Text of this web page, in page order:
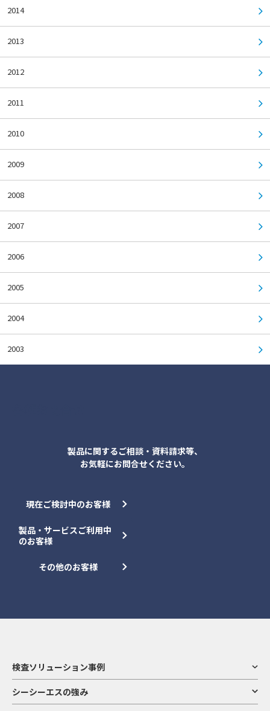
2014
2013
2012
2011
2010
2009
2008
2007
2006
2005
2004
2003
製品に関するご相談・資料請求等、
お気軽にお問合せください。
現在ご検討中のお客様
製品・サービスご利用中
のお客様
その他のお客様
検査ソリューション事例
シーシーエスの強み